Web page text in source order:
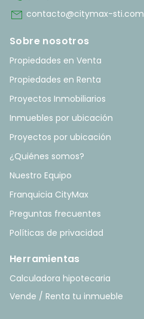
mail contacto@citymax-sti.com
Sobre nosotros
Propiedades en Venta
Propiedades en Renta
Proyectos Inmobiliarios
Inmuebles por ubicación
Proyectos por ubicación
¿Quiénes somos?
Nuestro Equipo
Franquicia CityMax
Preguntas frecuentes
Políticas de privacidad
Herramientas
Calculadora hipotecaria
Vende / Renta tu inmueble